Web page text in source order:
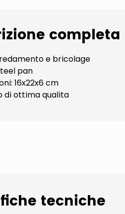
completa
e bricolage
pan
16x22x6 cm
di ottima qualita
tecniche